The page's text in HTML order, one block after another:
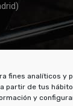
fines analíticos y
partir de tus
y